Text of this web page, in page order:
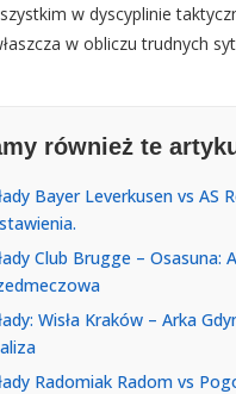
w dyscyplinie
w obliczu trudnych
również te
Bayer Leverkusen vs AS
Club Brugge – Osasuna:
Wisła Kraków – Arka
Radomiak Radom vs